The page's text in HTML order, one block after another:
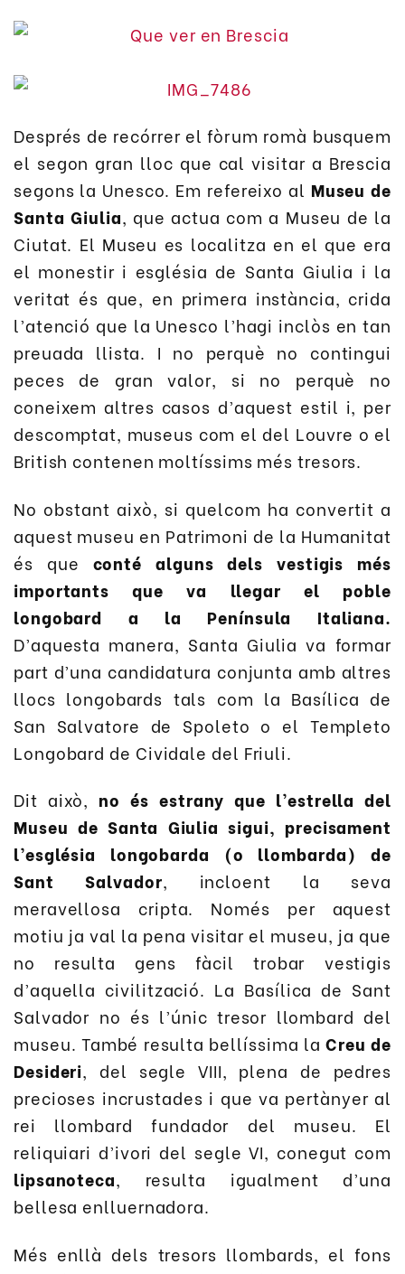
Després de recórrer el fòrum romà busquem
el segon gran lloc que cal visitar a Brescia
segons la Unesco. Em refereixo al Museu de
Santa Giulia, que actua com a Museu de la
Ciutat. El Museu es localitza en el que era
el monestir i església de Santa Giulia i la
veritat és que, en primera instància, crida
l’atenció que la Unesco l’hagi inclòs en tan
preuada llista. I no perquè no contingui
peces de gran valor, si no perquè no
coneixem altres casos d’aquest estil i, per
descomptat, museus com el del Louvre o el
British contenen moltíssims més tresors.
No obstant això, si quelcom ha convertit a
aquest museu en Patrimoni de la Humanitat
és que conté alguns dels vestigis més
importants que va llegar el poble
longobard a la Península Italiana.
D’aquesta manera, Santa Giulia va formar
part d’una candidatura conjunta amb altres
llocs longobards tals com la Basílica de
San Salvatore de Spoleto o el Templeto
Longobard de Cividale del Friuli.
Dit això, no és estrany que l’estrella del
Museu de Santa Giulia sigui, precisament
l’església longobarda (o llombarda) de
Sant Salvador, incloent la seva
meravellosa cripta. Només per aquest
motiu ja val la pena visitar el museu, ja que
no resulta gens fàcil trobar vestigis
d’aquella civilització. La Basílica de Sant
Salvador no és l’únic tresor llombard del
museu. També resulta bellíssima laCreu de
Desideri, del segle VIII, plena de pedres
precioses incrustades i que va pertànyer al
rei llombard fundador del museu. El
reliquiari d’ivori del segle VI, conegut com
lipsanoteca, resulta igualment d’una
bellesa enlluernadora.
Més enllà dels tresors llombards, el fons